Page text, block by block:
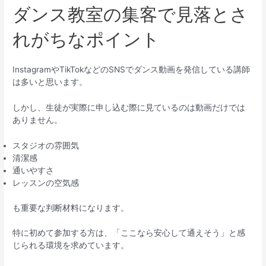
ダンス教室の集客で見落とさ
れがちなポイント
InstagramやTikTokなどのSNSでダンス動画を発信している講師
は多いと思います。
しかし、生徒が実際に申し込む際に見ているのは動画だけでは
ありません。
スタジオの雰囲気
清潔感
通いやすさ
レッスンの空気感
も重要な判断材料になります。
特に初めて参加する方は、「ここなら安心して通えそう」と感
じられる環境を求めています。